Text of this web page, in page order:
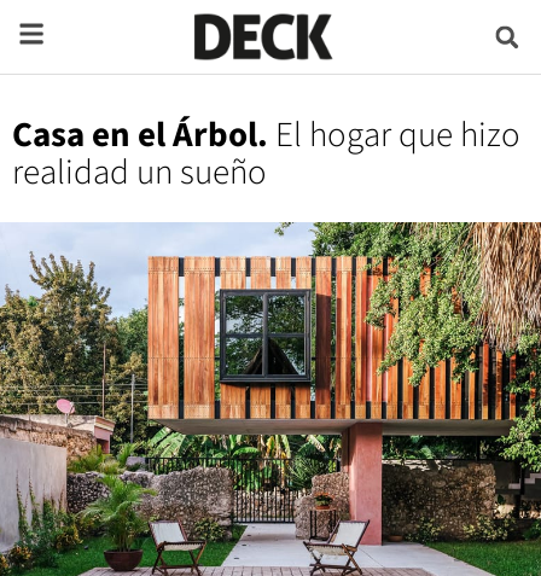
Casa en el Árbol. El hogar que hizo
realidad un sueño